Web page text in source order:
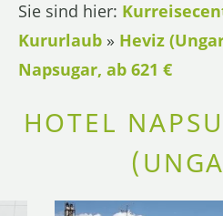
Sie sind hier:
Kururlaub » Heviz
Napsugar, ab 621 €
HOTEL